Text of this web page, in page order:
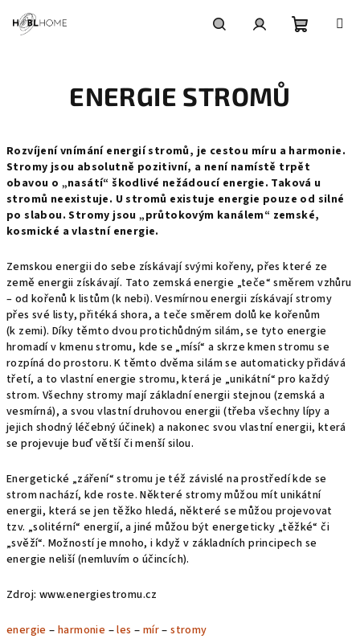
obsah
ENERGIE STROMŮ
Rozvíjení vnímání energií stromů, je cestou míru a harmonie.
Stromy jsou absolutně pozitivní, a není namístě trpět
obavou o „nasátí“ škodlivé nežádoucí energie. Taková u
stromů neexistuje. U stromů existuje energie pouze od silné
po slabou. Stromy jsou „průtokovým kanálem“ zemské,
kosmické a vlastní energie.
Zemskou energii do sebe získávají svými kořeny, přes které ze
země energii získávají. Tato zemská energie „teče“ směrem vzhůru
– od kořenů k listům (k nebi). Vesmírnou energii získávají stromy
přes své listy, přitéká shora, a teče směrem dolů ke kořenům
(k zemi). Díky těmto dvou protichůdným silám, se tyto energie
hromadí v kmenu stromu, kde se „mísí“ a skrze kmen stromu se
rozpíná do prostoru. K těmto dvěma silám se automaticky přidává
třetí, a to vlastní energie stromu, která je „unikátní“ pro každý
strom. Všechny stromy mají základní energii stejnou (zemská a
vesmírná), a svou vlastní druhovou energii (třeba všechny lípy a
jejich shodný léčebný účinek) a nakonec svou vlastní energii, která
se projevuje buď větší či menší silou.
Energetické „záření“ stromu je též závislé na prostředí kde se
strom nachází, kde roste. Některé stromy můžou mít unikátní
energii, která se jen těžko hledá, některé se můžou projevovat
tzv. „solitérní“ energií, a jiné můžou být energeticky „těžké“ či
„svěží“. Možností je mnoho, i když v základních principech se
energie neliší (nemluvím o účincích).
Zdroj: www.energiestromu.cz
energie ‒harmonie ‒les ‒ mír‒stromy